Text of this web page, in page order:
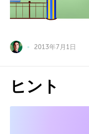
2013年7月1日
ヒント